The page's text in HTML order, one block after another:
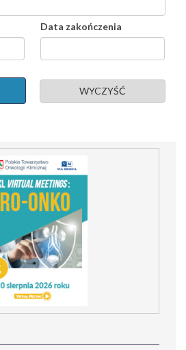
Data zakończenia
WYCZYŚĆ